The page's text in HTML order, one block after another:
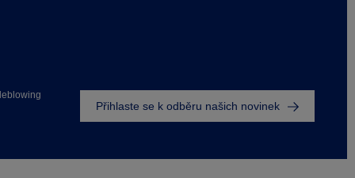
Footer
Přihlaste se k odběru našich novinek